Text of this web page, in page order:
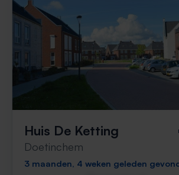
Huis De Ketting
Doetinchem
3 maanden, 4 weken geleden